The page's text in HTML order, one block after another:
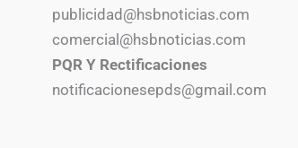
publicidad@hsbnoticias.com
comercial@hsbnoticias.com
PQR Y Rectificaciones
notificacionesepds@gmail.com